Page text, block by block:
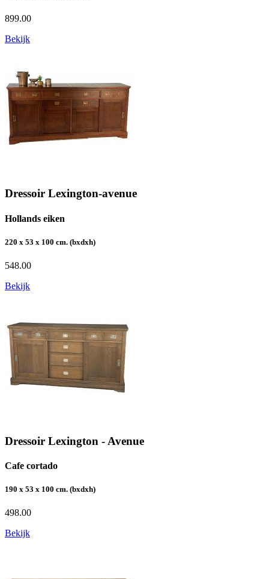
899.00
Bekijk
Dressoir Lexington-avenue
Hollands eiken
220 x 53 x 100 cm. (bxdxh)
548.00
Bekijk
Dressoir Lexington - Avenue
Cafe cortado
190 x 53 x 100 cm. (bxdxh)
498.00
Bekijk